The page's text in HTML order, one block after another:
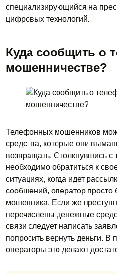
специализирующийся на
цифровых технологий.
Куда сообщить о
мошенничестве?
Телефонных мошенников
средства, которые они
возвращать. Столкнувшись
необходимо обратиться к
ситуациях, когда идет
сообщений, оператор просто
мошенника. Если же
перечислены денежные
связи следует написать
попросить вернуть деньги. В
операторы это делают